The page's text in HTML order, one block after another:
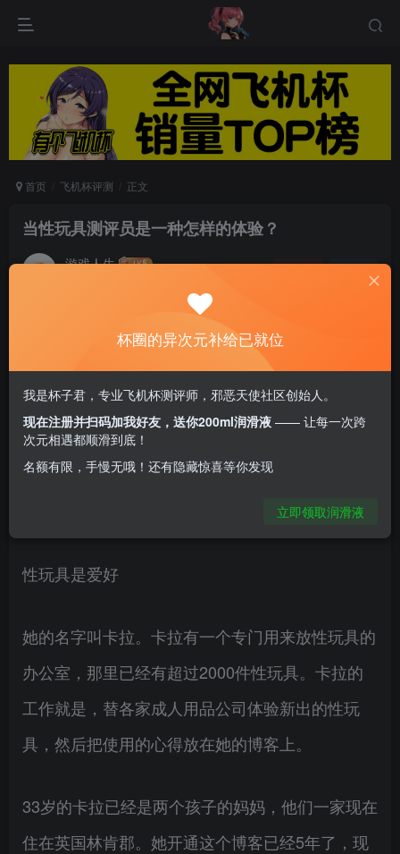
首页 飞机杯评测 正文
当性玩具测评员是一种怎样的体验？
游戏人生
来自北美莫妮卡的前线报道，莫妮卡近日采访了一
位在”口活培训班”上遇到的英国朋友，她从事一项
十分有趣的工作–性玩具测评员。
这位英国朋友一年可以挣1.5万英镑，每周可以获
性玩具是爱好
她的名字叫卡拉。卡拉有一个专门用来放性玩具的
办公室，那里已经有超过2000件性玩具。卡拉的
工作就是，替各家成人用品公司体验新出的性玩
具，然后把使用的心得放在她的博客上。
33岁的卡拉已经是两个孩子的妈妈，他们一家现在
住在英国林肯郡。她开通这个博客已经5年了，现
杯圈的异次元补给已就位
我是杯子君，专业飞机杯测评师，邪恶天使社区创始人。
现在注册并扫码加我好友，送你200ml润滑液 —— 让每一次跨
次元相遇都顺滑到底！
名额有限，手慢无哦！还有隐藏惊喜等你发现
立即领取润滑液